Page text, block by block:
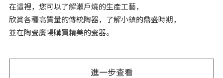
在這裡，您可以了解瀨戶燒的生產工藝，
欣賞各種高質量的傳統陶器，了解小鎮的鼎盛時期，
並在陶瓷廣場購買精美的瓷器。
進一步查看